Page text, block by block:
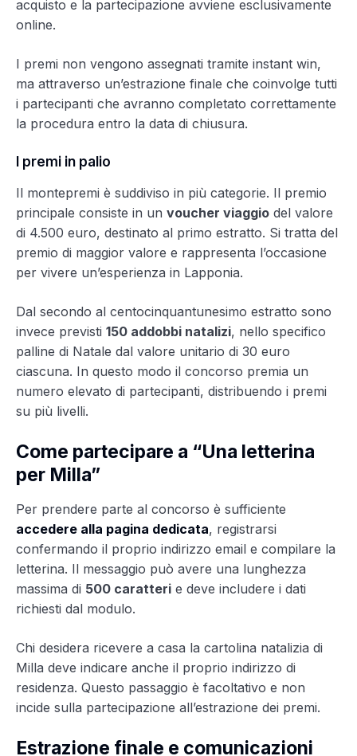
acquisto e la partecipazione avviene esclusivamente
online.
I premi non vengono assegnati tramite instant win,
ma attraverso un’estrazione finale che coinvolge tutti
i partecipanti che avranno completato correttamente
la procedura entro la data di chiusura.
I premi in palio
Il montepremi è suddiviso in più categorie. Il premio
principale consiste in un voucher viaggio del valore
di 4.500 euro, destinato al primo estratto. Si tratta del
premio di maggior valore e rappresenta l’occasione
per vivere un’esperienza in Lapponia.
Dal secondo al centocinquantunesimo estratto sono
invece previsti 150 addobbi natalizi, nello specifico
palline di Natale dal valore unitario di 30 euro
ciascuna. In questo modo il concorso premia un
numero elevato di partecipanti, distribuendo i premi
su più livelli.
Come partecipare a “Una letterina
per Milla”
Per prendere parte al concorso è sufficiente
accedere alla pagina dedicata, registrarsi
confermando il proprio indirizzo email e compilare la
letterina. Il messaggio può avere una lunghezza
massima di 500 caratteri e deve includere i dati
richiesti dal modulo.
Chi desidera ricevere a casa la cartolina natalizia di
Milla deve indicare anche il proprio indirizzo di
residenza. Questo passaggio è facoltativo e non
incide sulla partecipazione all’estrazione dei premi.
Estrazione finale e comunicazioni